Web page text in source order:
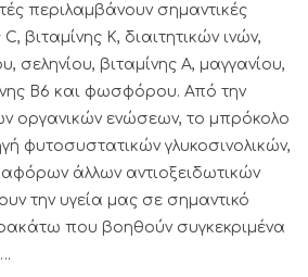
περιλαμβάνουν σημαντικές
βιταμίνης Κ, διαιτητικών ινών,
σεληνίου, βιταμίνης Α, μαγγανίου,
Β6 και φωσφόρου. Από την
οργανικών ενώσεων, το μπρόκολο
φυτοσυστατικών γλυκοσινολικών,
άλλων αντιοξειδωτικών
την υγεία μας σε σημαντικό
που βοηθούν συγκεκριμένα